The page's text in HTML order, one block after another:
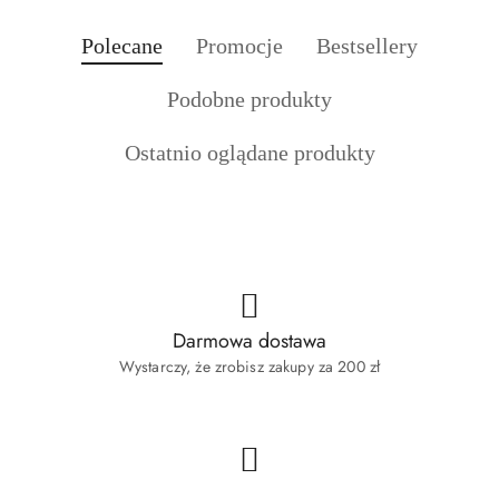
Pomiń karuzelę produktów
Produkty
Polecane
Produkty
statusie:
Promocje
Produkty
statusie:
Bestsellery
Produkty
statusie:
Podobne produkty
Produkty
Ostatnio oglądane produkty
Darmowa dostawa
Wystarczy, że zrobisz zakupy za 200 zł